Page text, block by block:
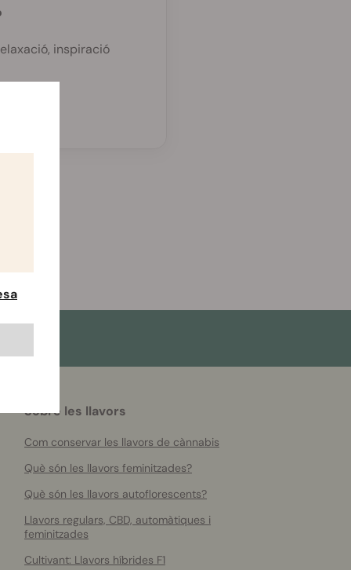
inspiració
Sobre les llavors
Com conservar les llavors de cànnabis
Què són les llavors feminitzades?
Què són les llavors autoflorescents?
Llavors regulars, CBD, automàtiques i
feminitzades
Cultivant: Llavors híbrides F1